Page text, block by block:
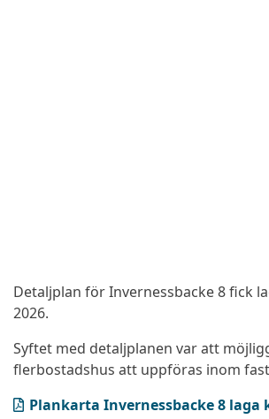
Detaljplan för Invernessbacke 8 fick
2026.
Syftet med detaljplanen var att
flerbostadshus att uppföras inom
Plankarta Invernessbacke 8 laga
(PDF, öppnas i ny flik)